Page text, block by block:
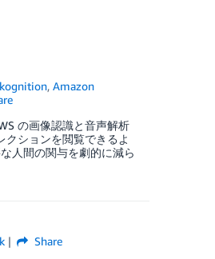
,Amazon
の画像認識と音声解析
ションを閲覧できるよ
人間の関与を劇的に減ら
Share